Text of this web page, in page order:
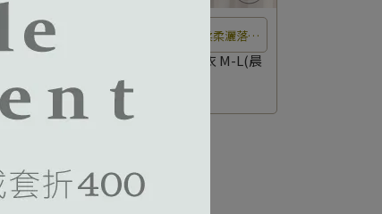
風中瀰漫著花香，晨光如水柔柔灑落在
花瓣上，彷彿置身於夢幻仙境中無法自
馥朵晨香系列 刺繡性感襯衣 M-L(晨
NT$3,380